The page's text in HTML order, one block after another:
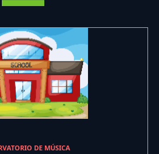
DE MÚSICA